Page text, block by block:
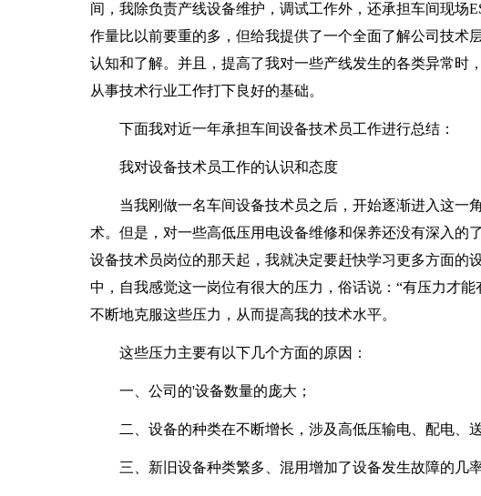
间，我除负责产线设备维护，调试工作外，还承担车间现场
作量比以前要重的多，但给我提供了一个全面了解公司技术
认知和了解。并且，提高了我对一些产线发生的各类异常时
从事技术行业工作打下良好的基础。
下面我对近一年承担车间设备技术员工作进行总结：
我对设备技术员工作的认识和态度
当我刚做一名车间设备技术员之后，开始逐渐进入这一
术。但是，对一些高低压用电设备维修和保养还没有深入的
设备技术员岗位的那天起，我就决定要赶快学习更多方面的
中，自我感觉这一岗位有很大的压力，俗话说：“有压力才
不断地克服这些压力，从而提高我的技术水平。
这些压力主要有以下几个方面的原因：
一、公司的'设备数量的庞大；
二、设备的种类在不断增长，涉及高低压输电、配电、送
三、新旧设备种类繁多、混用增加了设备发生故障的几率